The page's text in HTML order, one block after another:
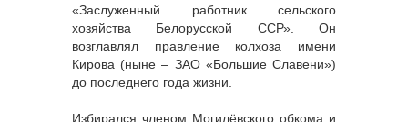
«Заслуженный работник сельского
хозяйства Белорусской ССР». Он
возглавлял правление колхоза имени
Кирова (ныне – ЗАО «Большие Славени»)
до последнего года жизни.
Избирался членом Могилёвского обкома и